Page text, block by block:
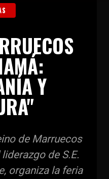
Y
de Marruecos
de S.E.
organiza la feria